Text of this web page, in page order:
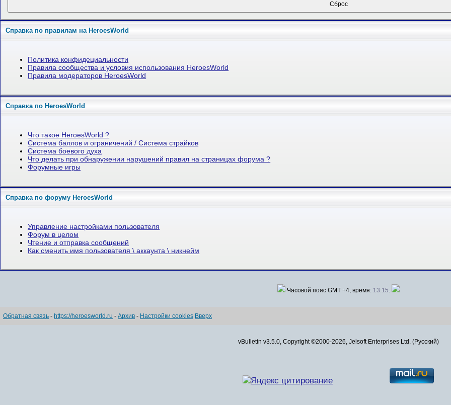
Справка по правилам на HeroesWorld
Политика конфидециальности
Правила сообщества и условия использования HeroesWorld
Правила модераторов HeroesWorld
Справка по HeroesWorld
Что такое HeroesWorld ?
Система баллов и ограничений / Система страйков
Система боевого духа
Что делать при обнаружении нарушений правил на страницах форума ?
Форумные игры
Справка по форуму HeroesWorld
Управление настройками пользователя
Форум в целом
Чтение и отправка сообщений
Как сменить имя пользователя \ аккаунта \ никнейм
Часовой пояс GMT +4, время: 13:15
Обратная связь - https://heroesworld.ru - Архив - Настройки cookies Вверх
vBulletin v3.5.0, Copyright ©2000-2026, Jelsoft Enterprises Ltd. (Русский)